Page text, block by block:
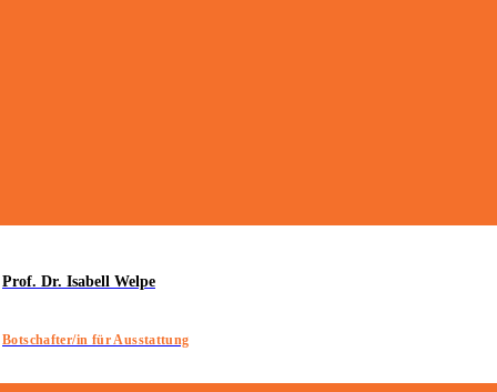
Prof. Dr. Isabell Welpe
Botschafter/in für Ausstattung